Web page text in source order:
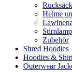
Helme
Zubehör
Shred Hoodies
Hoodies &
Outerwear